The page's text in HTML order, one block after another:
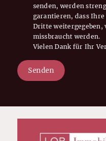
senden, werden
garantieren, dass
Dritte
missbraucht werden.
Vielen Dank für Ihr
Senden